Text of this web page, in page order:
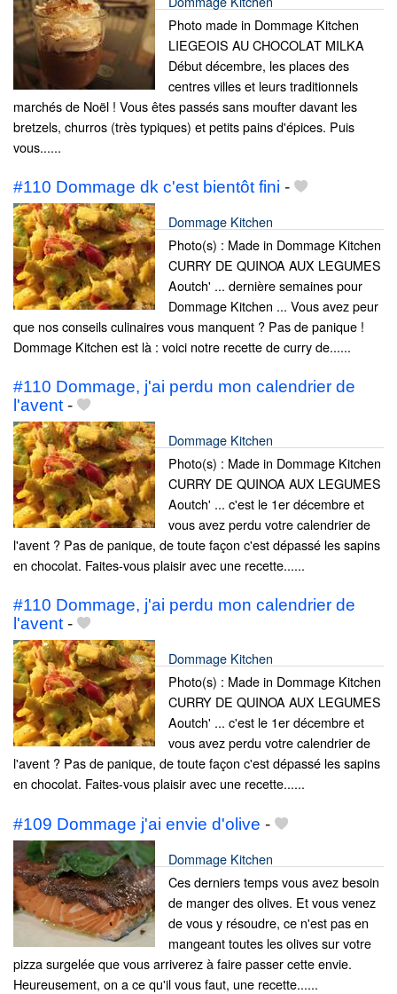
Photo made in Dommage Kitchen
LIEGEOIS AU CHOCOLAT MILKA
Début décembre, les places des
centres villes et leurs traditionnels
marchés de Noël ! Vous êtes passés sans moufter davant les
bretzels, churros (très typiques) et petits pains d'épices. Puis
vous......
#110 Dommage dk c'est bientôt fini -
Dommage Kitchen
Photo(s) : Made in Dommage Kitchen
CURRY DE QUINOA AUX LEGUMES
Aoutch' ... dernière semaines pour
Dommage Kitchen ... Vous avez peur
que nos conseils culinaires vous manquent ? Pas de panique !
Dommage Kitchen est là : voici notre recette de curry de......
#110 Dommage, j'ai perdu mon calendrier de
l'avent-
Dommage Kitchen
Photo(s) : Made in Dommage Kitchen
CURRY DE QUINOA AUX LEGUMES
Aoutch' ... c'est le 1er décembre et
vous avez perdu votre calendrier de
l'avent ? Pas de panique, de toute façon c'est dépassé les sapins
en chocolat. Faites-vous plaisir avec une recette......
#110 Dommage, j'ai perdu mon calendrier de
l'avent-
Dommage Kitchen
Photo(s) : Made in Dommage Kitchen
CURRY DE QUINOA AUX LEGUMES
Aoutch' ... c'est le 1er décembre et
vous avez perdu votre calendrier de
l'avent ? Pas de panique, de toute façon c'est dépassé les sapins
en chocolat. Faites-vous plaisir avec une recette......
#109 Dommage j'ai envie d'olive -
Dommage Kitchen
Ces derniers temps vous avez besoin
de manger des olives. Et vous venez
de vous y résoudre, ce n'est pas en
mangeant toutes les olives sur votre
pizza surgelée que vous arriverez à faire passer cette envie.
Heureusement, on a ce qu'il vous faut, une recette......